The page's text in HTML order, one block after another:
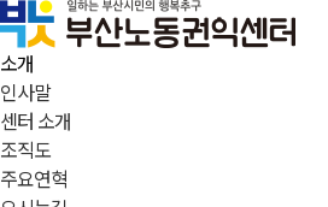
소개
인사말
센터 소개
조직도
주요연혁